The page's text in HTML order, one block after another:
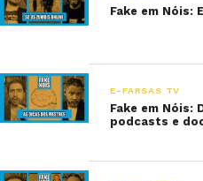
Fake em Nóis:
E-FARSAS TV
Fake em Nóis:
podcasts e